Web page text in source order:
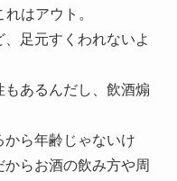
はアウト。
足元すくわれないよ
あるんだし、飲酒煽
ら年齢じゃないけ
らお酒の飲み方や周